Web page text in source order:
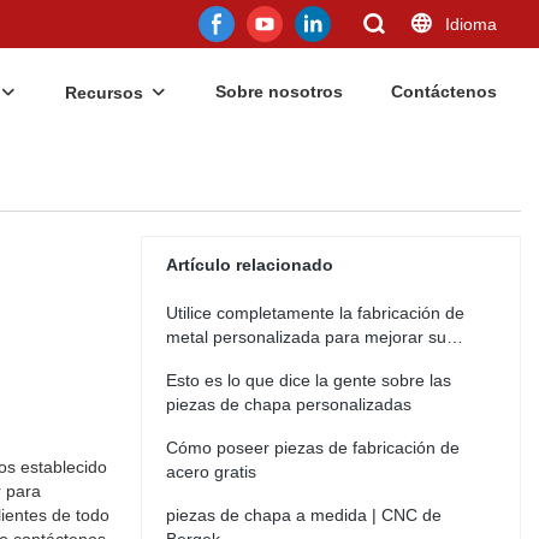
Idioma
Recursos Sobre nosotros Contáctenos
establecido
para
de todo
Artículo relacionado
Utilice completamente la fabricación de
metal personalizada para mejorar su
Esto es lo que dice la gente sobre las
piezas de chapa personalizadas
Cómo poseer piezas de fabricación de
acero gratis
piezas de chapa a medida | CNC de